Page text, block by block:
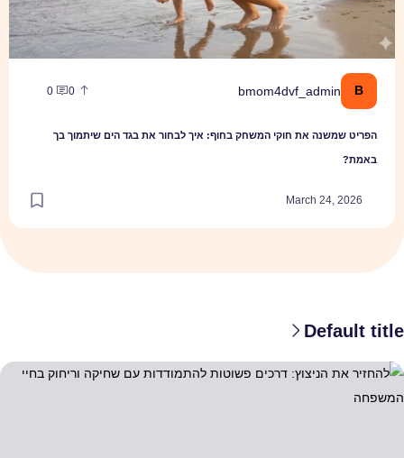
B
bmom4dvf_admin
0
0
הפריט שמשנה את חוקי המשחק בחוף: איך לבחור את בגד הים שיתמוך בך
באמת?
March 24, 2026
Default title
להחזיר את הניצוץ: דרכים פשוטות להתמודדות עם שחיקה וריחוק בחיי